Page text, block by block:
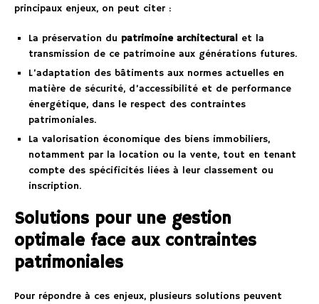
principaux enjeux, on peut citer :
La préservation du patrimoine architectural et la
transmission de ce patrimoine aux générations futures.
L’adaptation des bâtiments aux normes actuelles en
matière de sécurité, d’accessibilité et de performance
énergétique, dans le respect des contraintes
patrimoniales.
La valorisation économique des biens immobiliers,
notamment par la location ou la vente, tout en tenant
compte des spécificités liées à leur classement ou
inscription.
Solutions pour une gestion
optimale face aux contraintes
patrimoniales
Pour répondre à ces enjeux, plusieurs solutions peuvent